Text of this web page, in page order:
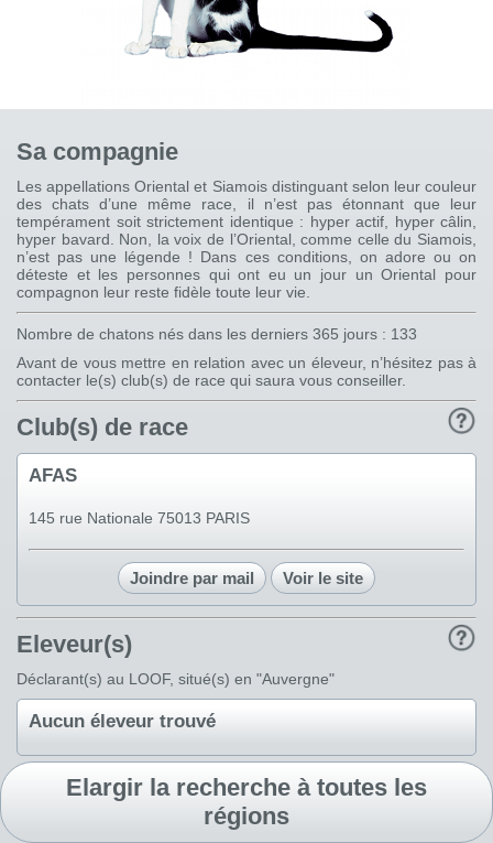
Sa compagnie
Les appellations Oriental et Siamois distinguant selon leur couleur
des chats d’une même race, il n’est pas étonnant que leur
tempérament soit strictement identique : hyper actif, hyper câlin,
hyper bavard. Non, la voix de l’Oriental, comme celle du Siamois,
n’est pas une légende ! Dans ces conditions, on adore ou on
déteste et les personnes qui ont eu un jour un Oriental pour
compagnon leur reste fidèle toute leur vie.
Nombre de chatons nés dans les derniers 365 jours : 133
Avant de vous mettre en relation avec un éleveur, n’hésitez pas à
contacter le(s) club(s) de race qui saura vous conseiller.
Club(s) de race
AFAS
145 rue Nationale 75013 PARIS
Joindre par mail Voir le site
Eleveur(s)
Déclarant(s) au LOOF, situé(s) en "Auvergne"
Aucun éleveur trouvé
Elargir la recherche à toutes les
régions